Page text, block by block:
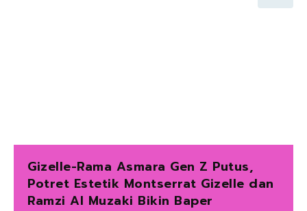
Gizelle-Rama Asmara Gen Z Putus,
Potret Estetik Montserrat Gizelle dan
Ramzi Al Muzaki Bikin Baper